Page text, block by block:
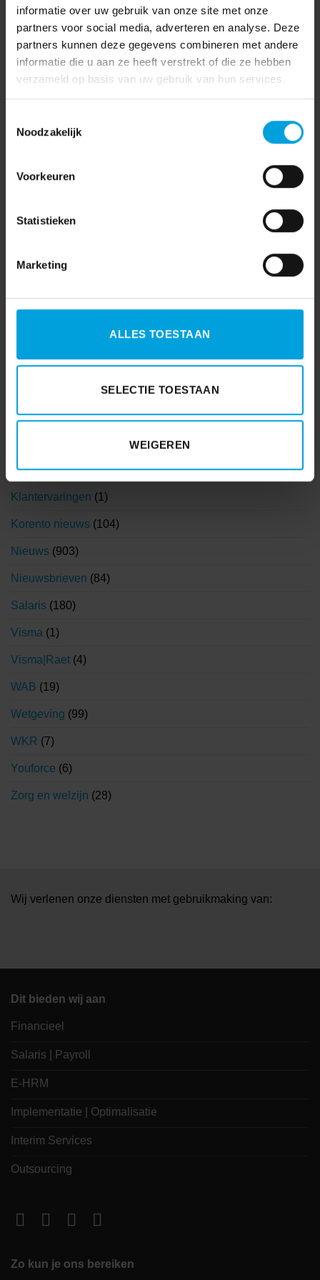
informatie over uw gebruik van onze site met onze
partners voor social media, adverteren en analyse. Deze
partners kunnen deze gegevens combineren met andere
informatie die u aan ze heeft verstrekt of die ze hebben
verzameld op basis van uw gebruik van hun services.
Noodzakelijk
Voorkeuren
Statistieken
Marketing
ALLES TOESTAAN
SELECTIE TOESTAAN
WEIGEREN
dagloon. Het adoptie- en pleegzorgverlof wordt met twee
weken uitgebreid. Het wetsvoorstel waarin dit wordt
geregeld is momenteel in voorbereiding.
SalarisNet
Tellen studie-uren mee voor
“Kan ik mijn auto van de
AFAS(7)
Coronavirus(3)
Financieel(55)
HR(242)
Klantervaringen (1)
Korento nieuws (104)
Nieuws (903)
Nieuwsbrieven (84)
Salaris (180)
Visma (1)
Visma|Raet (4)
WAB (19)
Wetgeving (99)
WKR (7)
Youforce (6)
Zorg en welzijn (28)
Wij verlenen onze diensten met gebruikmaking van:
Dit bieden wij aan
Financieel
Salaris | Payroll
E-HRM
Implementatie | Optimalisatie
Interim Services
Outsourcing
Zo kun je ons bereiken